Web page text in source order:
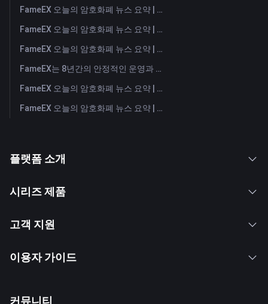
FameEX 오늘의 암호화폐 뉴스 요약 | 2026년 7월 31일
FameEX 오늘의 암호화폐 뉴스 요약 | 2026년 7월 30일
FameEX 오늘의 암호화폐 뉴스 요약 | 2026년 7월 29일
FameEX는 8년간의 안정적인 운영과 글로벌 성장을 통해 사용자 신뢰를 더욱 강화했습니다
FameEX 오늘의 암호화폐 뉴스 요약 | 2026년 7월 28일
FameEX 오늘의 암호화폐 뉴스 요약 | 2026년 7월 27일
플랫폼 소개
시리즈 제품
고객 지원
이용자 가이드
커뮤니티